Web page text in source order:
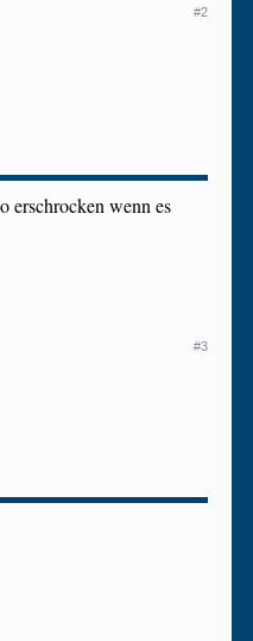
#2
erschrocken wenn es
#3